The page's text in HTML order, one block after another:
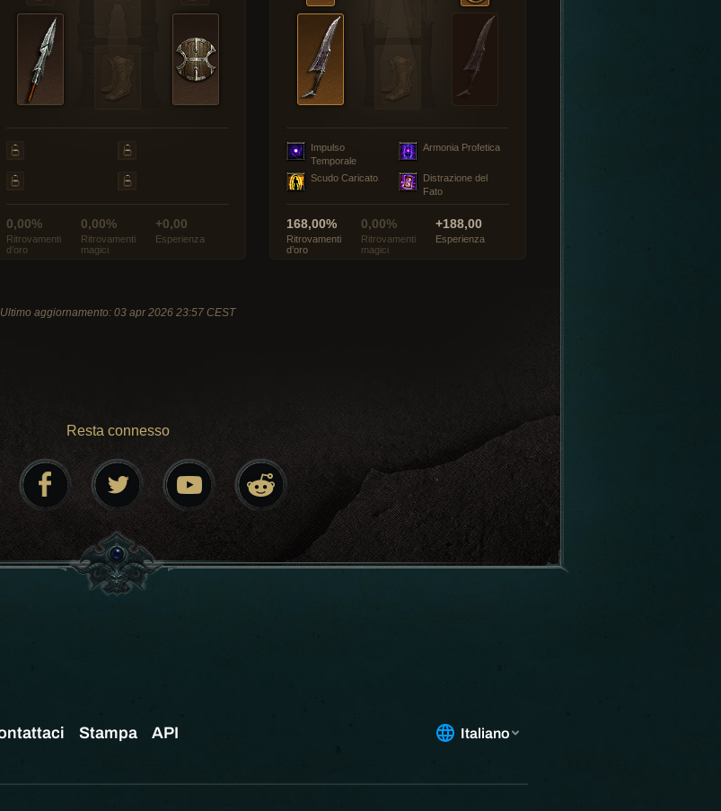
0,00%
Ritrovamenti
d’oro
0,00%
Ritrovamenti
magici
+0,00
Esperienza
Impulso
Temporale
Armonia Profetica
Scudo Caricato
Distrazione del
Fato
168,00%
Ritrovamenti
d’oro
0,00%
Ritrovamenti
magici
+188,00
Esperienza
Ultimo aggiornamento: 03 apr 2026 23:57 CEST
Resta connesso